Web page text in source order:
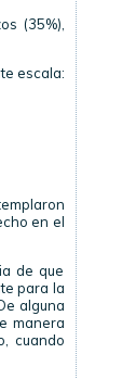
(35%),
escala:
en el
de que
para la
alguna
manera
cuando